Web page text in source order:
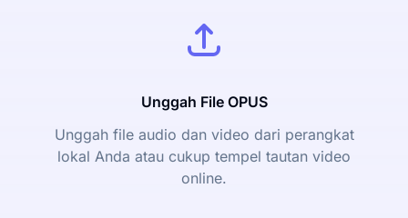
Unggah File OPUS
Unggah file audio dan video dari perangkat
lokal Anda atau cukup tempel tautan video
online.